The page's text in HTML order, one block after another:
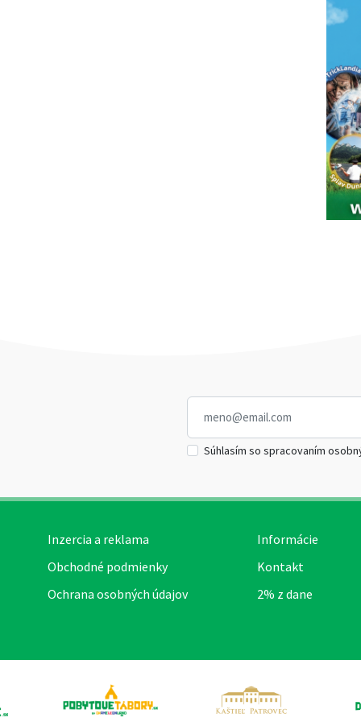
Súhlasím so spracovaním
Inzercia a reklama
Obchodné podmienky
Ochrana osobných údajov
Informácie
Kontakt
2% z dane